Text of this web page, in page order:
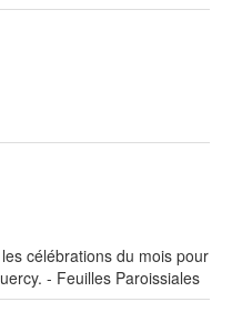
célébrations du mois pour
- Feuilles Paroissiales